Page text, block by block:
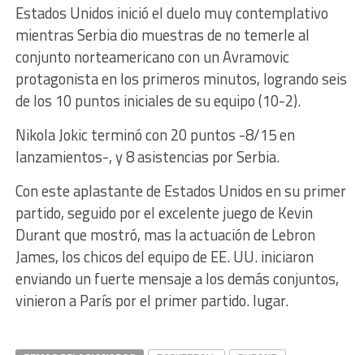
Estados Unidos inició el duelo muy contemplativo
mientras Serbia dio muestras de no temerle al
conjunto norteamericano con un Avramovic
protagonista en los primeros minutos, logrando seis
de los 10 puntos iniciales de su equipo (10-2).
Nikola Jokic terminó con 20 puntos -8/15 en
lanzamientos-, y 8 asistencias por Serbia.
Con este aplastante de Estados Unidos en su primer
partido, seguido por el excelente juego de Kevin
Durant que mostró, mas la actuación de Lebron
James, los chicos del equipo de EE. UU. iniciaron
enviando un fuerte mensaje a los demás conjuntos,
vinieron a París por el primer partido. lugar.